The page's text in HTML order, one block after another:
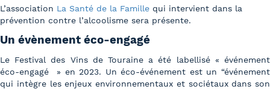
L’association La Santé de la Famille qui intervient dans la
prévention contre l’alcoolisme sera présente.
Un évènement éco-engagé
Le Festival des Vins de Touraine a été labellisé « événement
éco-engagé » en 2023. Un éco-événement est un “événement
qui intègre les enjeux environnementaux et sociétaux dans son